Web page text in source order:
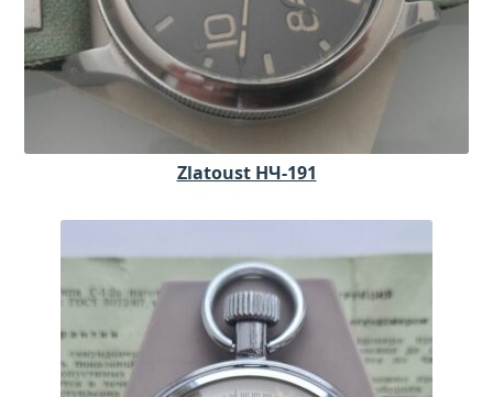
Zlatoust НЧ-191